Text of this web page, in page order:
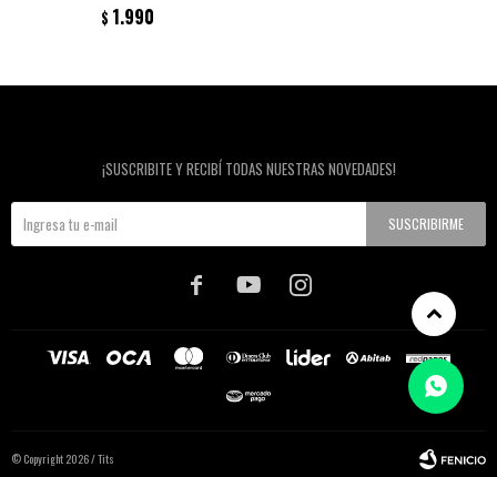
$ 1.990
¡SUSCRIBITE Y RECIBÍ TODAS NUESTRAS NOVEDADES!
SUSCRIBIRME
  
© Copyright 2026 / Tits